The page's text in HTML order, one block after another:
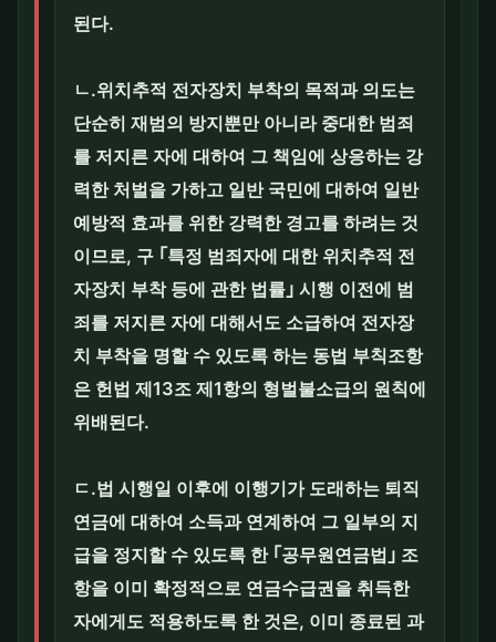
된다.
ㄴ.위치추적 전자장치 부착의 목적과 의도는
단순히 재범의 방지뿐만 아니라 중대한 범죄
를 저지른 자에 대하여 그 책임에 상응하는 강
력한 처벌을 가하고 일반 국민에 대하여 일반
예방적 효과를 위한 강력한 경고를 하려는 것
이므로, 구 ｢특정 범죄자에 대한 위치추적 전
자장치 부착 등에 관한 법률｣ 시행 이전에 범
죄를 저지른 자에 대해서도 소급하여 전자장
치 부착을 명할 수 있도록 하는 동법 부칙조항
은 헌법 제13조 제1항의 형벌불소급의 원칙에
위배된다.
ㄷ.법 시행일 이후에 이행기가 도래하는 퇴직
연금에 대하여 소득과 연계하여 그 일부의 지
급을 정지할 수 있도록 한 ｢공무원연금법｣ 조
항을 이미 확정적으로 연금수급권을 취득한
자에게도 적용하도록 한 것은, 이미 종료된 과